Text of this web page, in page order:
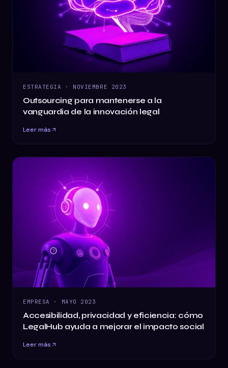
ESTRATEGIA · NOVIEMBRE 2023
Outsourcing para mantenerse a la
vanguardia de la innovación legal
Leer más
EMPRESA · MAYO 2023
Accesibilidad, privacidad y eficiencia: cómo
LegalHub ayuda a mejorar el impacto social
Leer más